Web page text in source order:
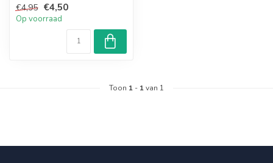
Traditioneel g...
€4,95 €4,50
Op voorraad
Toon 1 - 1van 1